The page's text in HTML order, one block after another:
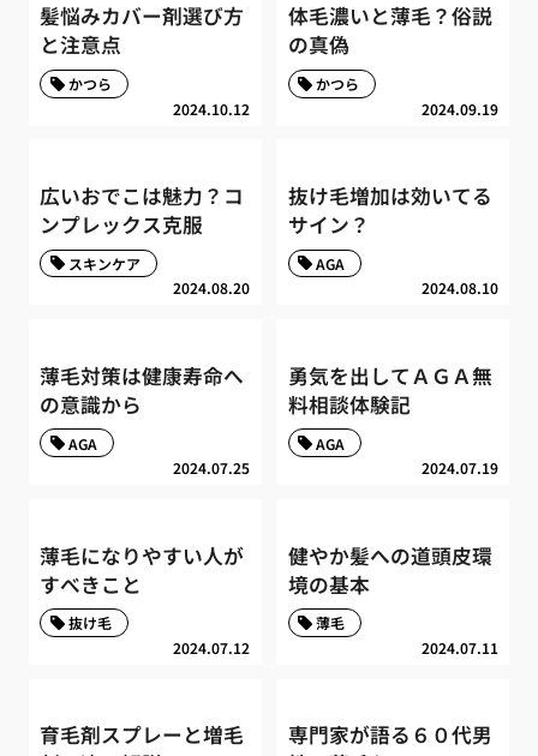
髪悩みカバー剤選び方
と注意点
2024.10.12
かつら
体毛濃いと薄毛？俗説
の真偽
2024.09.19
かつら
広いおでこは魅力？コ
ンプレックス克服
2024.08.20
スキンケア
抜け毛増加は効いてる
サイン？
2024.08.10
AGA
薄毛対策は健康寿命へ
の意識から
2024.07.25
AGA
勇気を出してＡＧＡ無
料相談体験記
2024.07.19
AGA
薄毛になりやすい人が
すべきこと
2024.07.12
抜け毛
健やか髪への道頭皮環
境の基本
2024.07.11
薄毛
育毛剤スプレーと増毛
専門家が語る６０代男